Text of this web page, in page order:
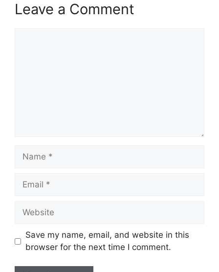
Leave a Comment
Name
Email
Website
Save my name, email, and website in this
browser for the next time I comment.